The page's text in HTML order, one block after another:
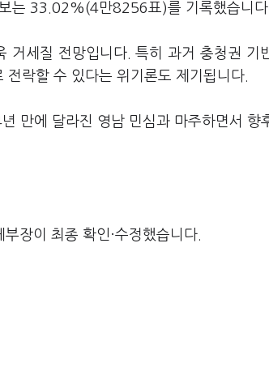
는 33.02%(4만8256표)를 기록했습니다.
거세질 전망입니다. 특히 과거 충청권 기
락할 수 있다는 위기론도 제기됩니다.
만에 달라진 영남 민심과 마주하면서 향
장이 최종 확인·수정했습니다.